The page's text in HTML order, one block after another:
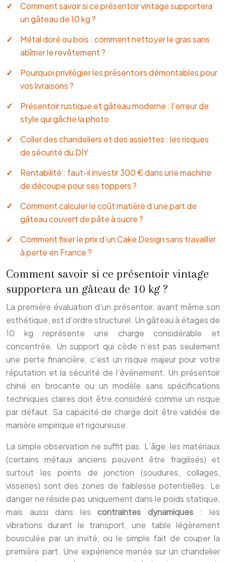
Comment savoir si ce présentoir vintage supportera
un gâteau de 10 kg ?
Métal doré ou bois : comment nettoyer le gras sans
abîmer le revêtement ?
Pourquoi privilégier les présentoirs démontables pour
vos livraisons ?
Présentoir rustique et gâteau moderne : l’erreur de
style qui gâche la photo
Coller des chandeliers et des assiettes : les risques
de sécurité du DIY
Rentabilité : faut-il investir 300 € dans une machine
de découpe pour ses toppers ?
Comment calculer le coût matière d’une part de
gâteau couvert de pâte à sucre ?
Comment fixer le prix d’un Cake Design sans travailler
à perte en France ?
Comment savoir si ce présentoir vintage
supportera un gâteau de 10 kg ?
La première évaluation d’un présentoir, avant même son
esthétique, est d’ordre structurel. Un gâteau à étages de
10 kg représente une charge considérable et
concentrée. Un support qui cède n’est pas seulement
une perte financière, c’est un risque majeur pour votre
réputation et la sécurité de l’événement. Un présentoir
chiné en brocante ou un modèle sans spécifications
techniques claires doit être considéré comme un risque
par défaut. Sa capacité de charge doit être validée de
manière empirique et rigoureuse.
La simple observation ne suffit pas. L’âge, les matériaux
(certains métaux anciens peuvent être fragilisés) et
surtout les points de jonction (soudures, collages,
visseries) sont des zones de faiblesse potentielles. Le
danger ne réside pas uniquement dans le poids statique,
mais aussi dans lescontraintes dynamiques: les
vibrations durant le transport, une table légèrement
bousculée par un invité, ou le simple fait de couper la
première part. Une expérience menée sur un chandelier